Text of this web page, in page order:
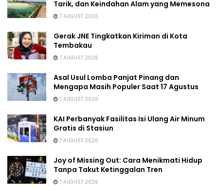
Tarik, dan Keindahan Alam yang Memesona
7 AUGUST 2026
Gerak JNE Tingkatkan Kiriman di Kota
Tembakau
7 AUGUST 2026
Asal Usul Lomba Panjat Pinang dan
Mengapa Masih Populer Saat 17 Agustus
7 AUGUST 2026
KAI Perbanyak Fasilitas Isi Ulang Air Minum
Gratis di Stasiun
7 AUGUST 2026
Joy of Missing Out: Cara Menikmati Hidup
Tanpa Takut Ketinggalan Tren
7 AUGUST 2026